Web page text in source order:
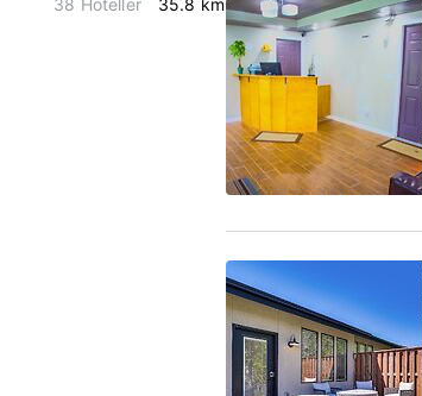
38 Hoteller 35.8 km